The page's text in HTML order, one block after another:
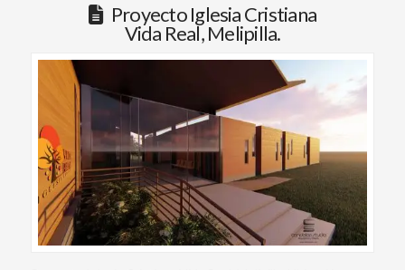
Proyecto Iglesia Cristiana
Vida Real, Melipilla.